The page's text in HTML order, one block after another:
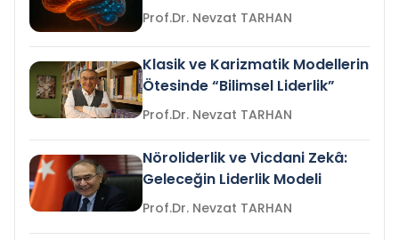
Prof.Dr. Nevzat TARHAN
Klasik ve Karizmatik Modellerin
Ötesinde “Bilimsel Liderlik”
Prof.Dr. Nevzat TARHAN
Nöroliderlik ve Vicdani Zekâ:
Geleceğin Liderlik Modeli
Prof.Dr. Nevzat TARHAN